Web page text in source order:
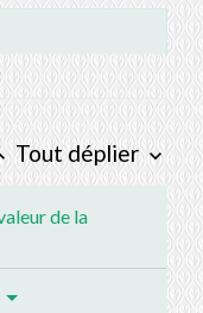
Tout déplier keyboard_arrow_down
de la